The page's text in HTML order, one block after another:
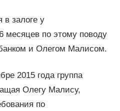
в залоге у
месяцев по этому поводу
и Олегом Малисом.
2015 года группа
Олегу Малису,
по